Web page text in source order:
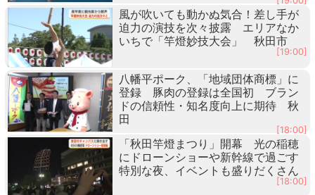
風が吹いても動かぬ気合！差し手が
迫力の演技を次々披露 エリアなか
いちで「竿燈妙技大会」 秋田市
[19:00]
八幡平ポーク、「地域団体商標」に
登録 豚肉の登録は全国初 ブラン
ドの信頼性・知名度向上に期待 秋
田
[18:00]
「秋田竿燈まつり」開幕 光の稲穂
にドローンショーや新幹線で過ごす
特別な夜、イベントも盛りだくさん
[18:00]